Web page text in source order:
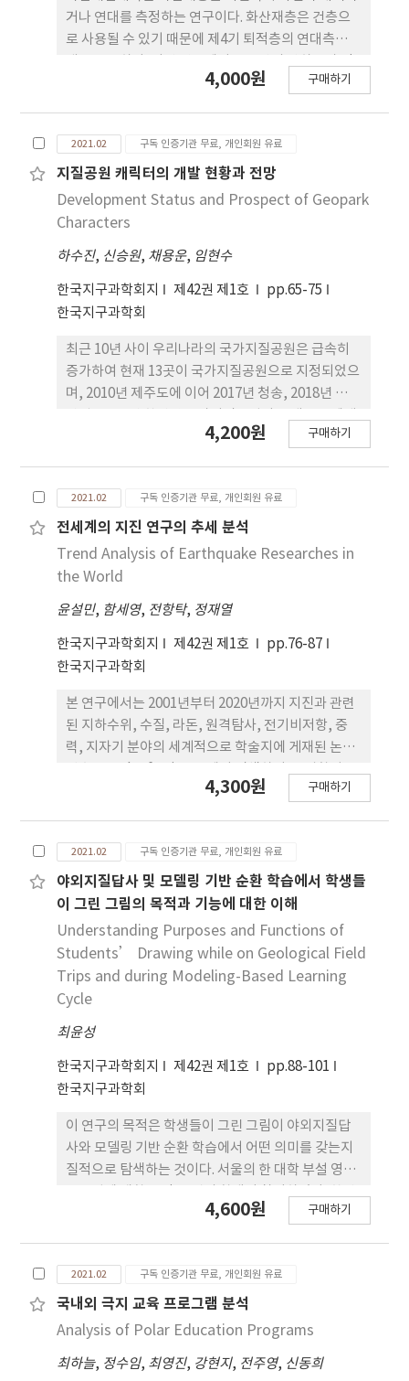
발달한 것으로 추정했다. 담양습지가 분포하는 하도
일대의 트렌치 조사 결과 하부에는 원마도가 좋은 자
갈층이 분포하고 있으며, 자갈층 상부를 모래층이 덮
고 있다. 담양습지는 1970년대 담양호가 건설된 이후
거나 연대를 측정하는 연구이다. 화산재층은 건층으
로 사용될 수 있기 때문에 제4기 퇴적층의 연대측정에
자동 지역에 분포 하는 해안단구 퇴적층의 상하부에
통해 상부와 하부의 화산재는 각각 약 25 ka 전에 분
출한 AT 화산재와 약 105-110 ka 전에 분출한 Ata 화
산재로 밝혀졌다. Ata 화산재는 한국의 육상퇴적층에
서 공식적으로 처음 보고되는 것이다. 이번 연구결과
부의 활성단층 연구에 큰 도움이 될 수 있을 것으로 기
대된다.
4,000원 구매하기
2021.02 구독 인증기관 무료, 개인회원 유료
지질공원 캐릭터의 개발 현황과 전망
Development Status and Prospect of Geopark
Characters
하수진, 신승원, 채용운, 임현수
한국지구과학회지 제42권 제1호
pp.65-75
한국지구과학회
최근 10년 사이 우리나라의 국가지질공원은 급속히
증가하여 현재 13곳이 국가지질공원으로 지정되었으
며, 2010년 제주도에 이어 2017년 청송, 2018년 무등
지질공원으로 인증 되었다. 하지만 국가지질공원 및
을 통한 지역 경제발전에 대한 기여도는 높지 않은 것
으로 나타났다. 일부 지질공원에서는 지질공원을 교
육 및 관광 사업에 적극적으로 활용하고, 대중의 친밀
도와 우호성을 높이고자 지질공원 캐릭터를 개발하였
전문성 부족, 이미지 형성 이후의 스토리텔링 부족,
캐릭터 관리 부족 등의 이유로 제대로 활용되고 있지
못한 상황이다. 개발 이후 방치되고 있는 지질공원 캐
관리를 위한 예산 편성과 2) 캐릭터 시장의 소비 경향
분석에 근거한 콘텐츠 제작이 필요하다. 단순히 소비
되기 위한 이미지로서 캐릭터 대신, 지역주민뿐만 아
니라 대중에게 사랑받는 지질공원 캐릭터가 되기 위
한 노력이 필요한 시점이다.
4,200원 구매하기
2021.02 구독 인증기관 무료, 개인회원 유료
전세계의 지진 연구의 추세 분석
Trend Analysis of Earthquake Researches in
the World
윤설민, 함세영, 전항탁, 정재열
한국지구과학회지 제42권 제1호
pp.76-87
한국지구과학회
본 연구에서는 2001년부터 2020년까지 지진과 관련
된 지하수위, 수질, 라돈, 원격탐사, 전기비저항, 중
력, 지자기 분야의 세계적으로 학술지에 게재된 논문
분석하였다. 그리고 논문 편수와 Mw 5.0 이상, Mw
력, 라돈, 지하수(지하수위, 수질), 전기비저항, 지자
기분야 논문 편수는 장기적으로 증가하는 추세를 보
인다. 이는 원격탐사 기술의 발달, 측정 장비의 고도
화, 빅데이터 분석 등을 통한 종합적인 자료 해석이 가
능해지면 서 여러 분야에서 지진 전조 및 지진 현상 연
구가 활발해지고 있기 때문이다. Mann-Kendall과
Sen 추세 검정에 의하면, 중력 관련 논문의 경우 1.30
편/년의 증가추세를 보이고, 라돈 0.60편/년, 지하수
0.70편/년, 전기비저항 0.25편/년, 원격탐사 0.67편/
Mw 7.0 이상, Mw 8.0 이상, Mw 9.0 이상의 지진 발
생 건수와 경향성을 제거한 분야별 논문 편수 간의 교
차상관분석에 의하면, 라돈과 원격탐사 분야의 교차
상관성이 높으며, 지연시간은 1년이다. 또한 2004년
과 2005년 수마트라 지진, 2008년 쓰촨성 지진, 2010
년 아이티 지진, 2010 칠레 지진 등의 큰 규모의 지진
발생이 논문 편수 증가와 관련되는 것으로 추정된다.
4,300원 구매하기
2021.02 구독 인증기관 무료, 개인회원 유료
야외지질답사 및 모델링 기반 순환 학습에서 학생들
이 그린 그림의 목적과 기능에 대한 이해
Understanding Purposes and Functions of
Students’ Drawing while on Geological Field
Trips and during Modeling-Based Learning
Cycle
최윤성
한국지구과학회지 제42권 제1호
pp.88-101
한국지구과학회
이 연구의 목적은 학생들이 그린 그림이 야외지질답
사와 모델링 기반 순환 학습에서 어떤 의미를 갖는지
질적으로 탐색하는 것이다. 서울의 한 대학 부설 영재
강 형성과정이라는 것을 주제로 야외지질답사와 3차
트, 학생들이 참여한 모든 영상 자료 및 음성 녹음, 전
사한 인터뷰 자료 등을 연구진과 공유하였다.
Hatisaru (2020) 그림 표상화를 야외지질학습의 맥
들의 글(text, memo)을 포함한 그림의 특징을 분석
4,600원 구매하기
2021.02 구독 인증기관 무료, 개인회원 유료
국내외 극지 교육 프로그램 분석
Analysis of Polar Education Programs
최하늘, 정수임, 최영진, 강현지, 전주영, 신동희